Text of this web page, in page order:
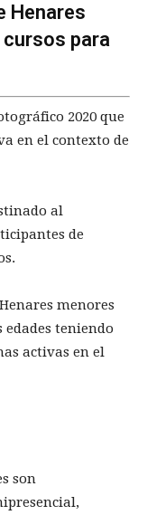
Henares
para
2020 que
en el contexto de
al
de
menores
edades teniendo
activas en el
son